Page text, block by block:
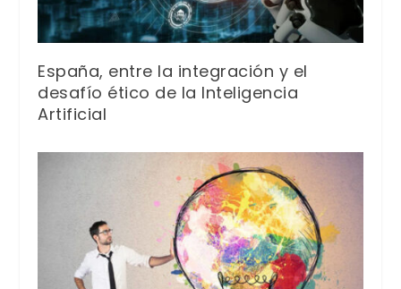
España, entre la integración y el
desafío ético de la Inteligencia
Artificial